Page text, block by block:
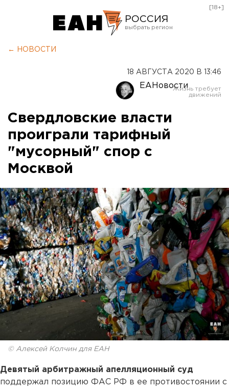
РОССИЯ
Оренбург
[18+]
← НОВОСТИ
18 АВГУСТА 2020 В 13:46
ЕАНовости
Свердловские власти
проиграли тарифный
"мусорный" спор с
Москвой
© Алексей Колчин для ЕАН
Девятый арбитражный апелляционный суд
поддержал позицию ФАС РФ в ее противостоянии с